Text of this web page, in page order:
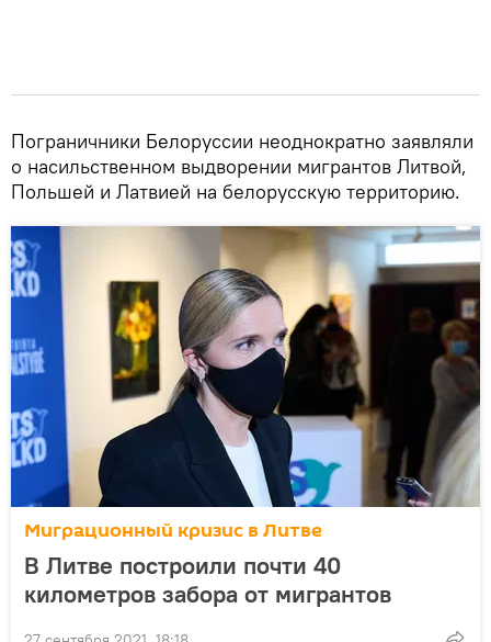
Пограничники Белоруссии неоднократно заявляли
о насильственном выдворении мигрантов Литвой,
Польшей и Латвией на белорусскую территорию.
Миграционный кризис в Литве
В Литве построили почти 40
километров забора от мигрантов